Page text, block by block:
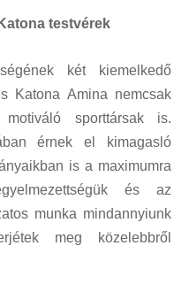
testvérek
két kiemelkedő
Katona Amina nemcsak
sporttársak is.
érnek el kimagasló
is a maximumra
és az
munka mindannyiunk
meg közelebbről